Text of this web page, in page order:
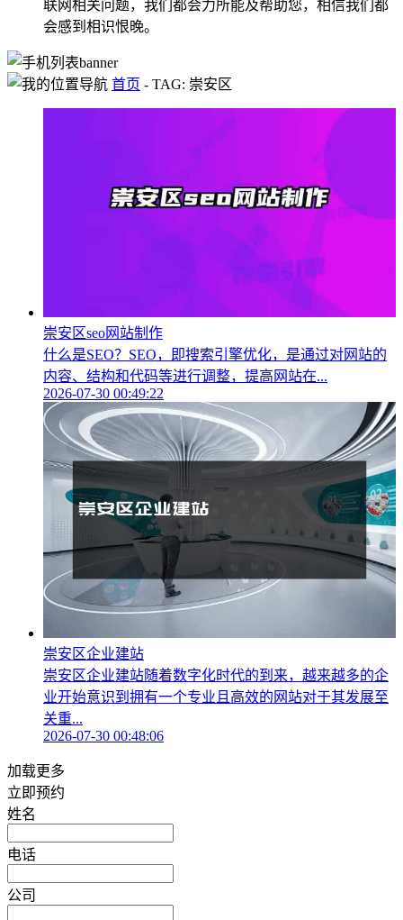
联网相关问题，我们都会力所能及帮助您，相信我们都
会感到相识恨晚。
首页 - TAG: 崇安区
崇安区seo网站制作
什么是SEO？SEO，即搜索引擎优化，是通过对网站的
内容、结构和代码等进行调整，提高网站在...
2026-07-30 00:49:22
崇安区企业建站
崇安区企业建站随着数字化时代的到来，越来越多的企
业开始意识到拥有一个专业且高效的网站对于其发展至
关重...
2026-07-30 00:48:06
加载更多
立即预约
姓名
电话
公司